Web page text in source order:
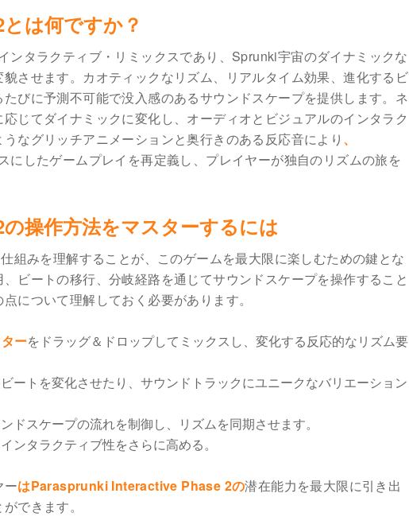
は何ですか？
ンタラクティブ・リミックスであり、Sprunki宇宙のダイナミックな
させます。カオティックなリズム、リアルタイム効果、進化するビ
びに予測不可能で没入感のあるサウンドスケープを提供します。ネ
じてダイナミックに変化し、オーディオとビジュアルのインタラク
なグリッチアニメーションと奥行きのある反応音により 、
にしたゲームプレイを再定義し、プレイヤーが独自のリズムの旅を
操作方法をマスターするには
組みを理解することが、このゲームを最大限に楽しむための鍵とな
ビートの移行、分岐経路を通じてサウンドスケープを操作すること
について理解しておく必要があります。
ーをドラッグ＆ドロップしてミックスし、変化する反応的なリズム要
ートを変化させたり、サウンドトラックにユニークなバリエーション
ドスケープの流れを制御し、リズムを同期させます。
ンタラクティブ性をさらに高める。
ーはParasprunki Interactive Phase 2の潜在能力を最大限に引き出
できます。